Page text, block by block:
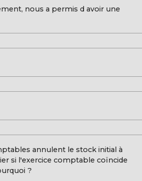
nous a permis d avoir une
annulent le stock initial à
si l'exercice comptable coïncide
?